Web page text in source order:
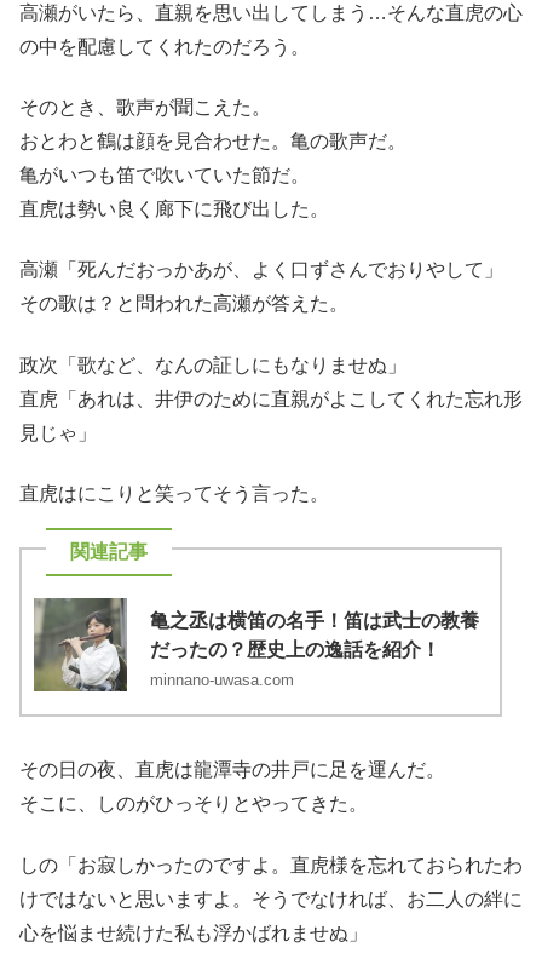
高瀬がいたら、直親を思い出してしまう…そんな直虎の心
の中を配慮してくれたのだろう。
そのとき、歌声が聞こえた。
おとわと鶴は顔を見合わせた。亀の歌声だ。
亀がいつも笛で吹いていた節だ。
直虎は勢い良く廊下に飛び出した。
高瀬「死んだおっかあが、よく口ずさんでおりやして」
その歌は？と問われた高瀬が答えた。
政次「歌など、なんの証しにもなりませぬ」
直虎「あれは、井伊のために直親がよこしてくれた忘れ形
見じゃ」
直虎はにこりと笑ってそう言った。
亀之丞は横笛の名手！笛は武士の教養
だったの？歴史上の逸話を紹介！
その日の夜、直虎は龍潭寺の井戸に足を運んだ。
そこに、しのがひっそりとやってきた。
しの「お寂しかったのですよ。直虎様を忘れておられたわ
けではないと思いますよ。そうでなければ、お二人の絆に
心を悩ませ続けた私も浮かばれませぬ」